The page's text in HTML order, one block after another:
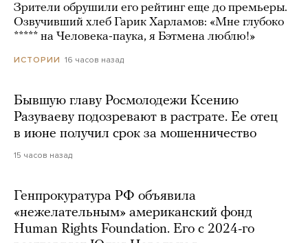
Зрители обрушили его рейтинг еще до премьеры.
Озвучивший хлеб Гарик Харламов: «Мне глубоко
***** на Человека-паука, я Бэтмена люблю!»
ИСТОРИИ 16 часов назад
Бывшую главу Росмолодежи Ксению
Разуваеву подозревают в растрате. Ее отец
в июне получил срок за мошенничество
15 часов назад
Генпрокуратура РФ объявила
«нежелательным» американский фонд
Human Rights Foundation. Его с 2024-го